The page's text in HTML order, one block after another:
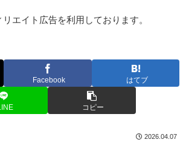
エイト広告を利用しております。
Facebook はてブ
コピー
2026.04.07